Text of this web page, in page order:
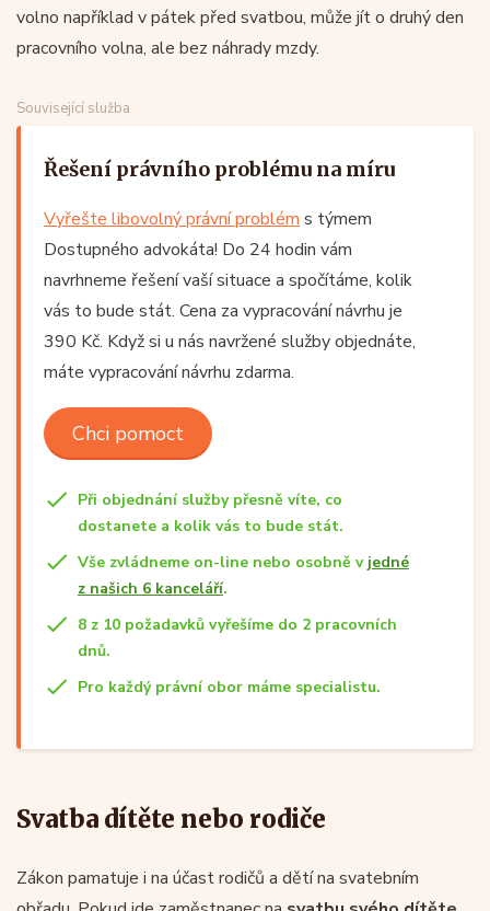
volno například v pátek před svatbou, může jít o druhý den
pracovního volna, ale bez náhrady mzdy.
Související služba
Řešení právního problému na míru
Vyřešte libovolný právní problém s týmem
Dostupného advokáta! Do 24 hodin vám
navrhneme řešení vaší situace a spočítáme, kolik
vás to bude stát. Cena za vypracování návrhu je
390 Kč. Když si u nás navržené služby objednáte,
máte vypracování návrhu zdarma.
Chci pomoct
Při objednání služby přesně víte, co
dostanete a kolik vás to bude stát.
Vše zvládneme on-line nebo osobně v jedné
z našich 6 kanceláří.
8 z 10 požadavků vyřešíme do 2 pracovních
dnů.
Pro každý právní obor máme specialistu.
Svatba dítěte nebo rodiče
Zákon pamatuje i na účast rodičů a dětí na svatebním